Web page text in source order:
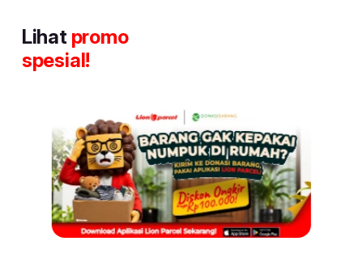
Lihat promo
spesial!